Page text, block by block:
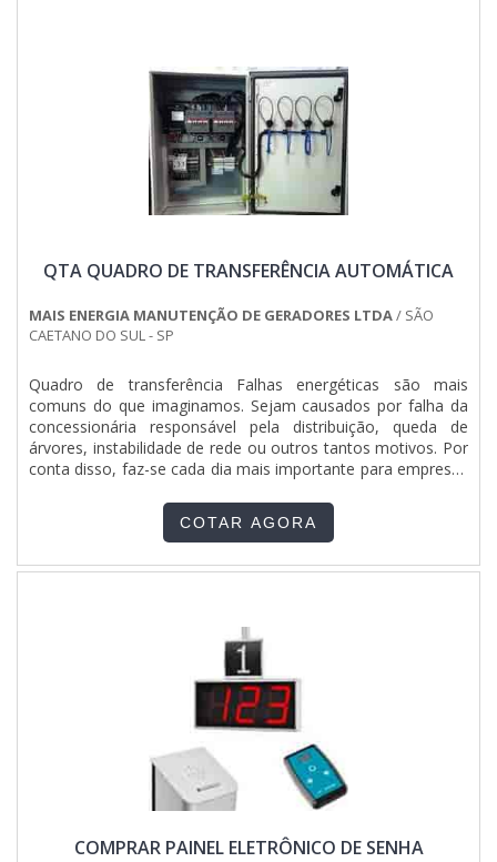
com seus serviços e uma empresa inovadora, padrões
possíveis por contar com escritório de alta qualidade onde
são realizadas as atividades e estrutura suficiente para
atender todas as demandas. Tudo isso, unido a um time de
equipe multidisciplinar de consultores associados e
profissionais qualificados, garantem o sucesso de cada
cliente de ponta a ponta.
QTA QUADRO DE TRANSFERÊNCIA AUTOMÁTICA
MAIS ENERGIA MANUTENÇÃO DE GERADORES LTDA/ SÃO
CAETANO DO SUL - SP
Quadro de transferência Falhas energéticas são mais
comuns do que imaginamos. Sejam causados por falha da
concessionária responsável pela distribuição, queda de
árvores, instabilidade de rede ou outros tantos motivos. Por
conta disso, faz-se cada dia mais importante para empresas
máquinas e informações contra essas quedas. Mas para que
sua energia não seja cortada é necessário ter um QTA
COTAR AGORA
COMPRAR PAINEL ELETRÔNICO DE SENHA